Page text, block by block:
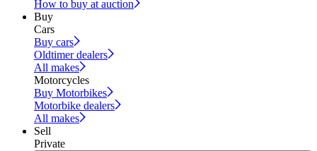
How to buy at auction
Buy
Cars
Buy cars
Oldtimer dealers
All makes
Motorcycles
Buy Motorbikes
Motorbike dealers
All makes
Sell
Private